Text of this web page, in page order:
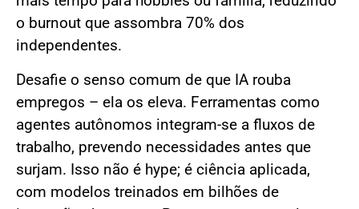
o burnout que assombra 70% dos
independentes.
Desafie o senso comum de que IA rouba
empregos – ela os eleva. Ferramentas como
agentes autônomos integram-se a fluxos de
trabalho, prevendo necessidades antes que
surjam. Isso não é hype; é ciência aplicada,
com modelos treinados em bilhões de